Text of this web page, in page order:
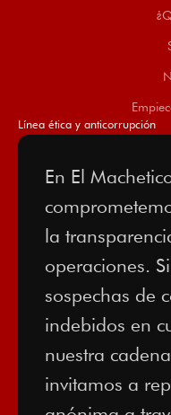
Línea ética y anticorrupción
En El
la
operaciones.
sospechas de
indebidos en
nuestra
invitamos a